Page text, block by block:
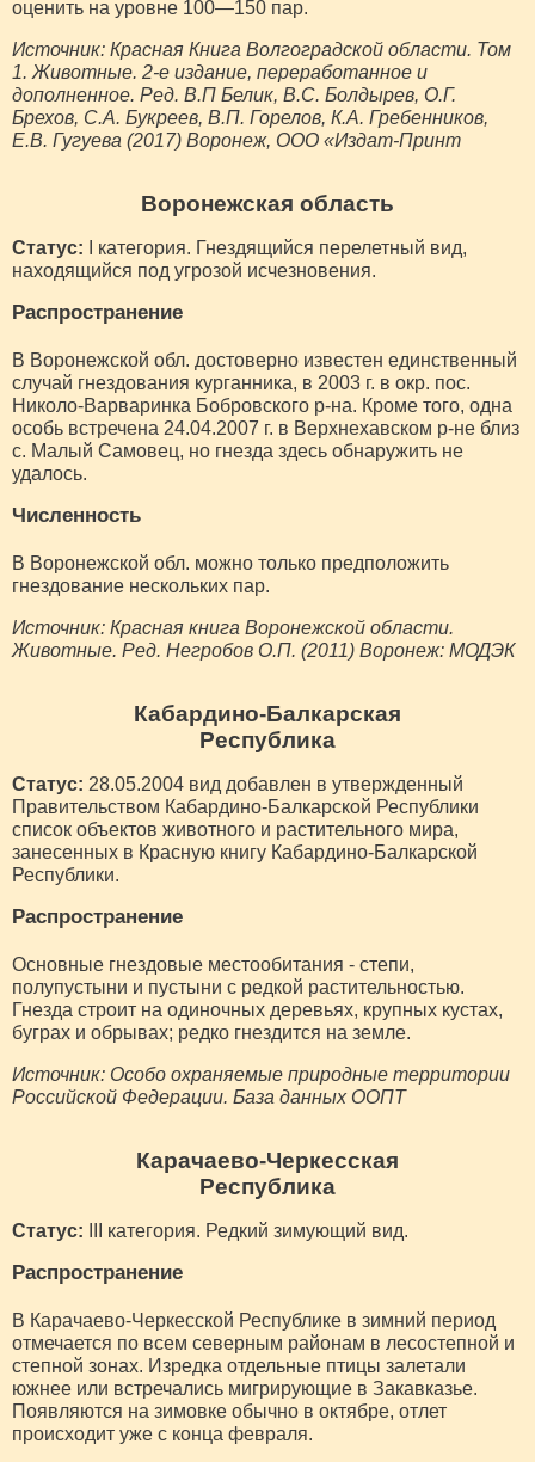
оценить на уровне 100—150 пар.
Источник: Красная Книга Волгоградской области. Том
1. Животные. 2-е издание, переработанное и
дополненное. Ред. В.П Белик, В.С. Болдырев, О.Г.
Брехов, С.А. Букреев, В.П. Горелов, К.А. Гребенников,
Е.В. Гугуева (2017) Воронеж, ООО «Издат-Принт
Воронежская область
Статус: I категория. Гнездящийся перелетный вид,
находящийся под угрозой исчезновения.
Распространение
В Воронежской обл. достоверно известен единственный
случай гнездования курганника, в 2003 г. в окр. пос.
Николо-Варваринка Бобровского р-на. Кроме того, одна
особь встречена 24.04.2007 г. в Верхнехавском р-не близ
с. Малый Самовец, но гнезда здесь обнаружить не
удалось.
Численность
В Воронежской обл. можно только предположить
гнездование нескольких пар.
Источник: Красная книга Воронежской области.
Животные. Ред. Негробов О.П. (2011) Воронеж: МОДЭК
Кабардино-Балкарская
Республика
Статус: 28.05.2004 вид добавлен в утвержденный
Правительством Кабардино-Балкарской Республики
список объектов животного и растительного мира,
занесенных в Красную книгу Кабардино-Балкарской
Республики.
Распространение
Основные гнездовые местообитания - степи,
полупустыни и пустыни с редкой растительностью.
Гнезда строит на одиночных деревьях, крупных кустах,
буграх и обрывах; редко гнездится на земле.
Источник: Особо охраняемые природные территории
Российской Федерации. База данных ООПТ
Карачаево-Черкесская
Республика
Статус: III категория. Редкий зимующий вид.
Распространение
В Карачаево-Черкесской Республике в зимний период
отмечается по всем северным районам в лесостепной и
степной зонах. Изредка отдельные птицы залетали
южнее или встречались мигрирующие в Закавказье.
Появляются на зимовке обычно в октябре, отлет
происходит уже с конца февраля.